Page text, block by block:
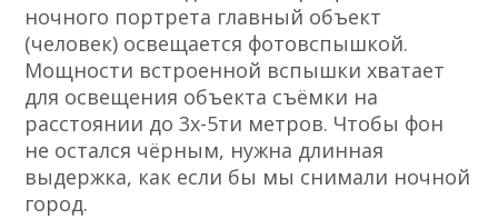
ночного портрета главный объект
(человек) освещается фотовспышкой.
Мощности встроенной вспышки хватает
для освещения объекта съёмки на
расстоянии до 3х-5ти метров. Чтобы фон
не остался чёрным, нужна длинная
выдержка, как если бы мы снимали ночной
город.